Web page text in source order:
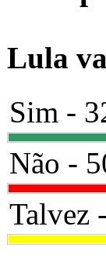
Lula
Sim -
Não -
Talvez